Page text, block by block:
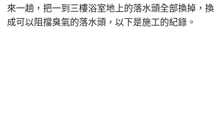
來一趟，把一到三樓浴室地上的落水頭全部換掉，換
成可以阻擋臭氣的落水頭，以下是施工的紀錄。